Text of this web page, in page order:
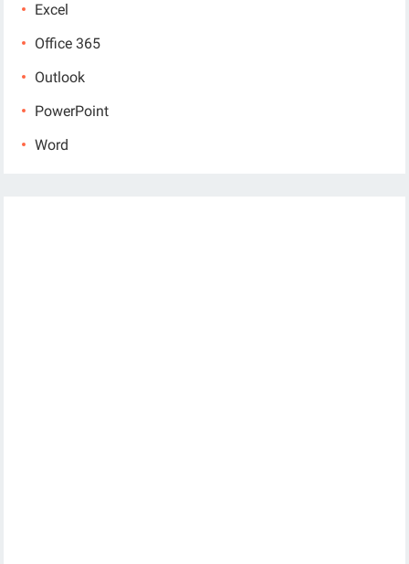
Excel
Office 365
Outlook
PowerPoint
Word